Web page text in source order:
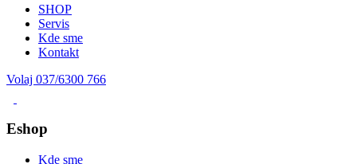
SHOP
Servis
Kde sme
Kontakt
Volaj 037/6300 766
Eshop
Kde sme